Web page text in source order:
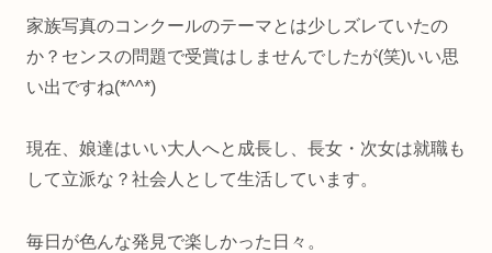
家族写真のコンクールのテーマとは少しズレていたの
か？センスの問題で受賞はしませんでしたが(笑)いい思
い出ですね(*^^*)
現在、娘達はいい大人へと成長し、長女・次女は就職も
して立派な？社会人として生活しています。
毎日が色んな発見で楽しかった日々。